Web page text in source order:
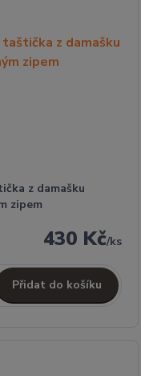
z damašku
zipem
430 Kč/ks
Přidat do košíku